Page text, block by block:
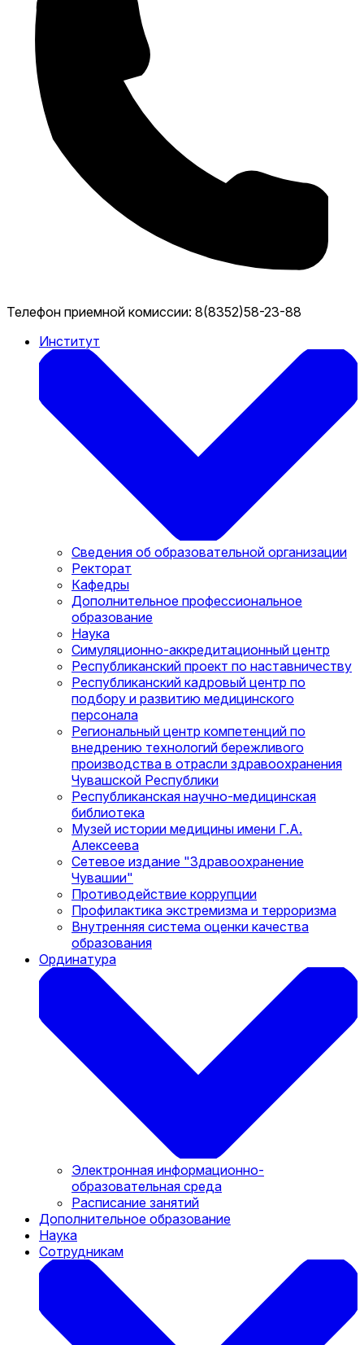
Телефон приемной комиссии: 8(8352)58-23-88
Институт
Сведения об образовательной организации
Ректорат
Кафедры
Дополнительное профессиональное
образование
Наука
Симуляционно-аккредитационный центр
Республиканский проект по наставничеству
Республиканский кадровый центр по
подбору и развитию медицинского
персонала
Региональный центр компетенций по
внедрению технологий бережливого
производства в отрасли здравоохранения
Чувашской Республики
Республиканская научно-медицинская
библиотека
Музей истории медицины имени Г.А.
Алексеева
Сетевое издание "Здравоохранение
Чувашии"
Противодействие коррупции
Профилактика экстремизма и терроризма
Внутренняя система оценки качества
образования
Ординатура
Электронная информационно-
образовательная среда
Расписание занятий
Дополнительное образование
Наука
Сотрудникам